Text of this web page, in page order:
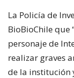
La Policía de
BioBioChile que
personaje de
realizar graves
de la institución